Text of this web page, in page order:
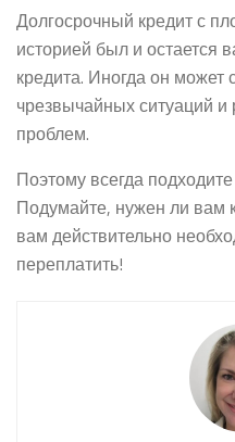
Долгосрочный кредит с
историей был и остается
кредита. Иногда он
чрезвычайных ситуаций
проблем.
Поэтому всегда
Подумайте, нужен ли вам
вам действительно
переплатить!